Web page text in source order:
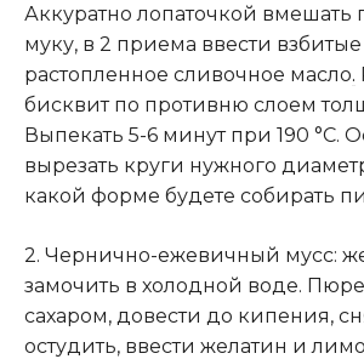
Аккуратно лопаточкой вмешать
муку, в 2 приема ввести
растопленное сливочное масло.
бисквит по противню слоем
Выпекать 5-6 минут при 190 °С.
вырезать круги нужного
какой форме будете собирать
2. Чернично-ежевичный мусс:
замочить в холодной воде.
сахаром, довести до кипения,
остудить, ввести желатин и